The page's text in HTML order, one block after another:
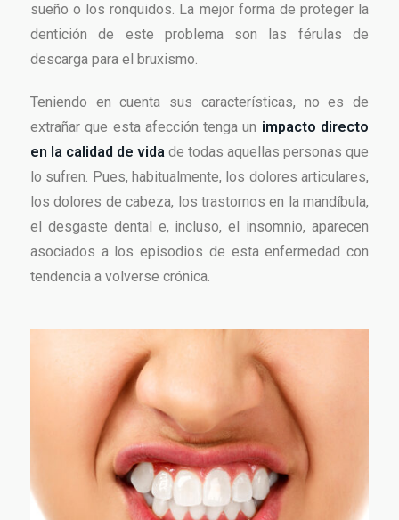
sueño o los ronquidos. La mejor forma de proteger la
dentición de este problema son las férulas de
descarga para el bruxismo.
Teniendo en cuenta sus características, no es de
extrañar que esta afección tenga un impacto directo
en la calidad de vida de todas aquellas personas que
lo sufren. Pues, habitualmente, los dolores articulares,
los dolores de cabeza, los trastornos en la mandíbula,
el desgaste dental e, incluso, el insomnio, aparecen
asociados a los episodios de esta enfermedad con
tendencia a volverse crónica.